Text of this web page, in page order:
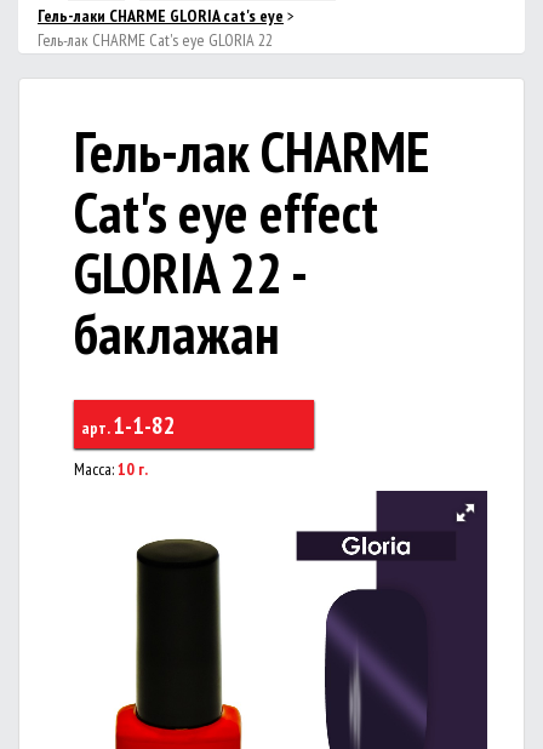
Гель-лаки CHARME GLORIA cat's eye >
Гель-лак CHARME Cat's eye GLORIA 22
Гель-лак CHARME
Cat's eye effect
GLORIA 22 -
баклажан
арт.1-1-82
Масса:10 г.